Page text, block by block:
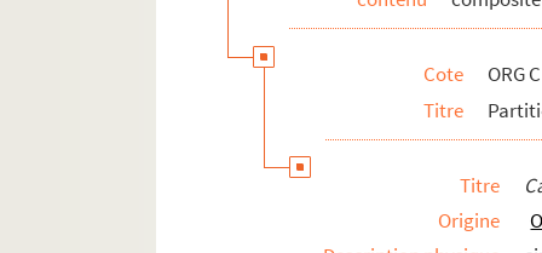
ORG C.8/1. Partitions de Hamel,
ORG C.8/1. Partitions de Haendel,
ORG C.8/1. Partitions de Hartmann,
ORG C.8/1. Partitions de Heintz,
ORG C.8/1. Partitions de Heitz,
ORG C.8/1. Partitions de
ORG C.8/1. Partitions de Helmer,
Cote
ORG
Titre
Titre
Origine